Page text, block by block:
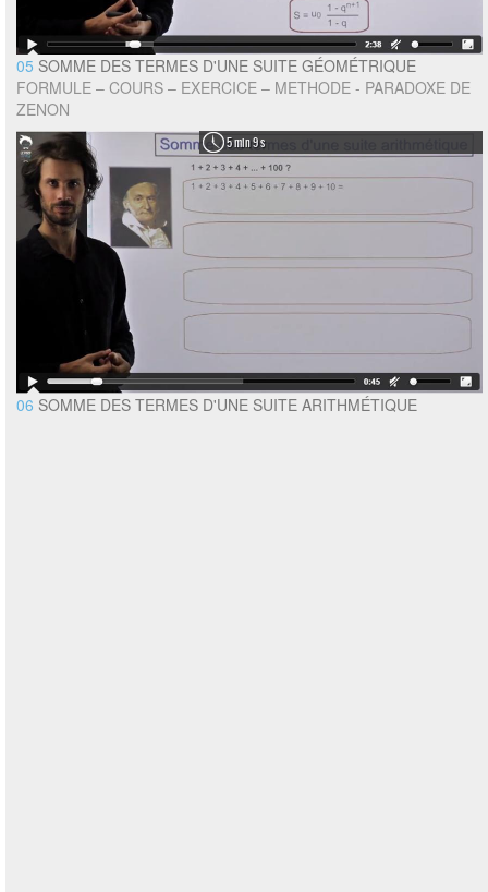
05 SOMME DES TERMES D'UNE SUITE GÉOMÉTRIQUE
FORMULE – COURS – EXERCICE – METHODE - PARADOXE DE
ZENON
5 min 9 s
06 SOMME DES TERMES D'UNE SUITE ARITHMÉTIQUE